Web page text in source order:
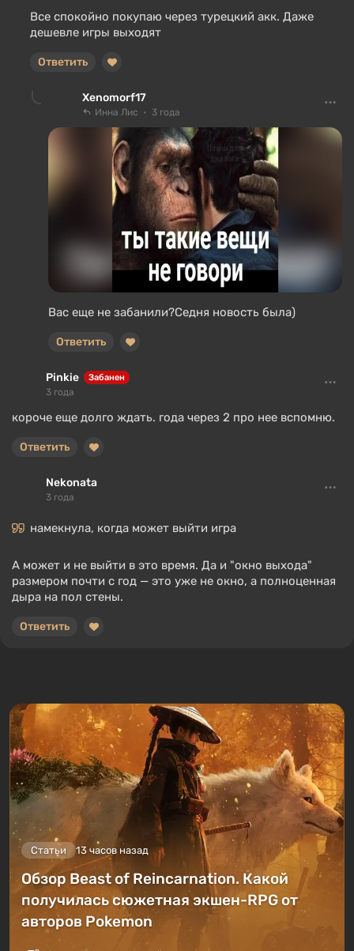
Все спокойно покупаю через турецкий акк. Даже
дешевле игры выходят
Ответить
Xenomorf17
Инна Лис 3 года
Вас еще не забанили?Седня новость была)
Ответить
Pinkie Забанен
3 года
короче еще долго ждать. года через 2 про нее вспомню.
Ответить
Nekonata
3 года
намекнула, когда может выйти игра
А может и не выйти в это время. Да и "окно выхода"
размером почти с год — это уже не окно, а полноценная
дыра на пол стены.
Ответить
Статьи 13 часов назад
Обзор Beast of Reincarnation. Какой
получилась сюжетная экшен-RPG от
авторов Pokemon